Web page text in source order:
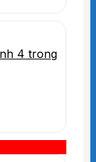
4 trong